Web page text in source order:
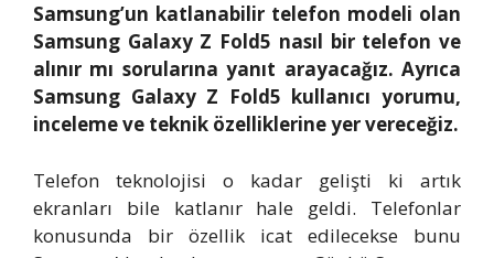
Samsung’un katlanabilir telefon modeli olan
Samsung Galaxy Z Fold5 nasıl bir telefon ve
alınır mı sorularına yanıt arayacağız. Ayrıca
Samsung Galaxy Z Fold5 kullanıcı yorumu,
inceleme ve teknik özelliklerine yer vereceğiz.
Telefon teknolojisi o kadar gelişti ki artık
ekranları bile katlanır hale geldi. Telefonlar
konusunda bir özellik icat edilecekse bunu